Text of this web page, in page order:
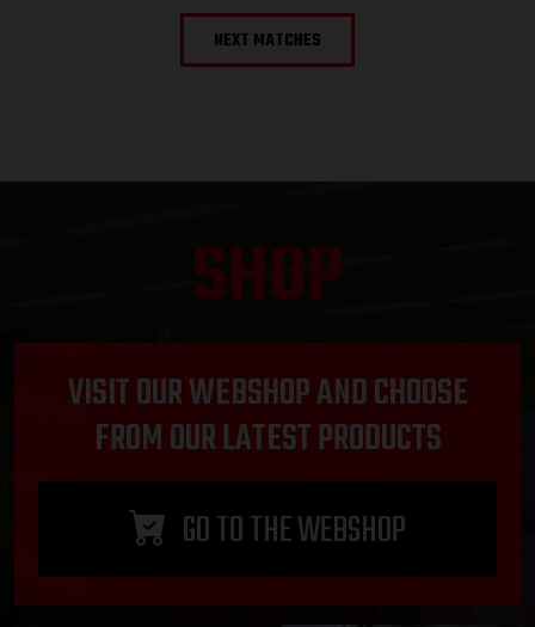
NEXT MATCHES
SHOP
VISIT OUR WEBSHOP AND CHOOSE
FROM OUR LATEST PRODUCTS
GO TO THE WEBSHOP